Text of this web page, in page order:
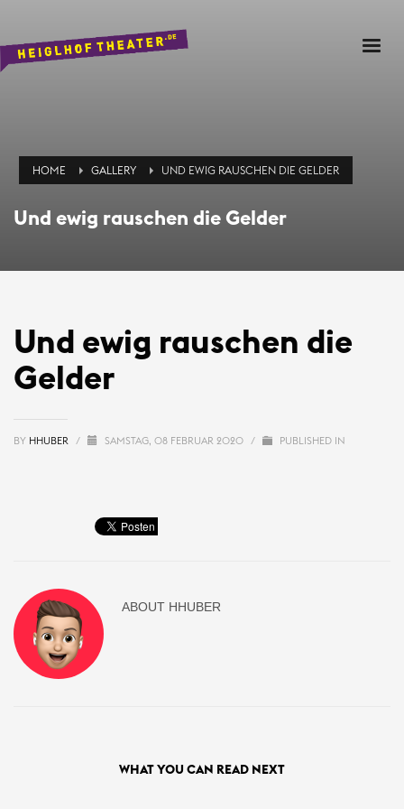
HOME GALLERY UND EWIG RAUSCHEN DIE GELDER
Und ewig rauschen die Gelder
Und ewig rauschen die
Gelder
BY HHUBER / SAMSTAG, 08 FEBRUAR 2020 / PUBLISHED IN
ABOUT HHUBER
WHAT YOU CAN READ NEXT